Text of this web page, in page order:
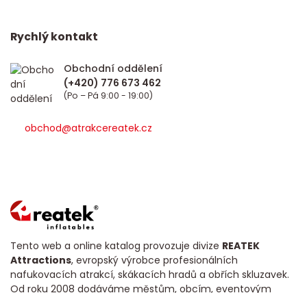
Tento web a online katalog provozuje divize REATEK
Attractions, evropský výrobce profesionálních
nafukovacích atrakcí, skákacích hradů a obřích skluzavek.
Od roku 2008 dodáváme městům, obcím, eventovým
Rychlý kontakt
Obchodní oddělení
(Po – Pá 9:00 - 19:00)
obchod@atrakcereatek.cz